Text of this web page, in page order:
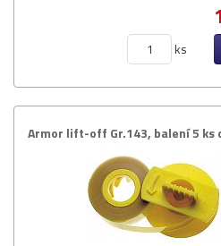
ks
Armor lift-​off Gr.​143,​ balení 5 ks